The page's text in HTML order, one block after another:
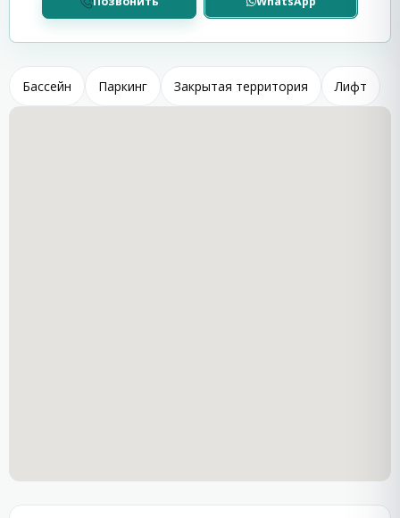
Комплекс Villa Aqua расположен в районе с развитой
общественного транспорта и пляжи Святого Власа.
Святой Влас — один из самых популярных курортов
внедвижимость на побережье Болгарии.
Бассейн Паркинг Закрытая территория Лифт